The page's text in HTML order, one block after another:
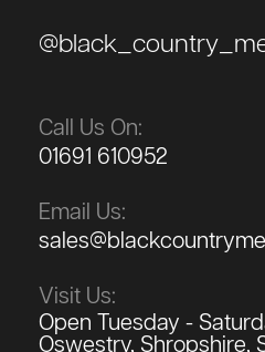
Call Us On:
01691 610952
Email Us:
Visit Us:
Open Tuesday -
Oswestry, Shropshire,